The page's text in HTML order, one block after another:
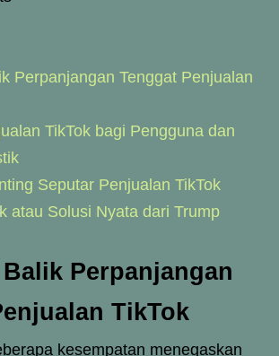
Perpanjangan Tenggat Penjualan
TikTok bagi Pengguna dan
Seputar Penjualan TikTok
atau Solusi Nyata dari Trump
Perpanjangan
TikTok
kesempatan menegaskan